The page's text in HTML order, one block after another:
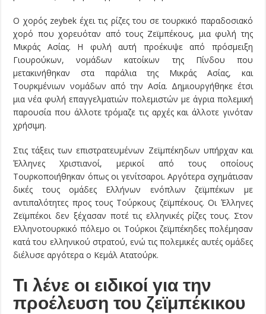
Ο χορός zeybek έχει τις ρίζες του σε τουρκικό παραδοσιακό
χορό που χορευόταν από τους Ζεϊμπέκους, μια φυλή της
Μικράς Ασίας. Η φυλή αυτή προέκυψε από πρόσμειξη
Γιουρούκων, νομάδων κατοίκων της Πίνδου που
μετακινήθηκαν στα παράλια της Μικράς Ασίας, και
Τουρκμένιων νομάδων από την Ασία. Δημιουργήθηκε έτσι
μια νέα φυλή επαγγελματιών πολεμιστών με άγρια πολεμική
παρουσία που άλλοτε τρόμαζε τις αρχές και άλλοτε γινόταν
χρήσιμη.
Στις τάξεις των επιστρατευμένων Ζεϊμπέκηδων υπήρχαν και
Έλληνες Χριστιανοί, μερικοί από τους οποίους
Τουρκοποιήθηκαν όπως οι γενίτσαροι. Αργότερα σχημάτισαν
δικές τους ομάδες Ελλήνων ενόπλων ζεϊμπέκων με
αντιπαλότητες προς τους Τούρκους ζεϊμπέκους. Οι Έλληνες
Ζεϊμπέκοι δεν ξέχασαν ποτέ τις ελληνικές ρίζες τους. Στον
Ελληνοτουρκικό πόλεμο οι Τούρκοι ζεϊμπέκηδες πολέμησαν
κατά του ελληνικού στρατού, ενώ τις πολεμικές αυτές ομάδες
διέλυσε αργότερα ο Κεμάλ Ατατούρκ.
Τι λένε οι ειδικοί για την
προέλευση του ζεϊμπέκικου